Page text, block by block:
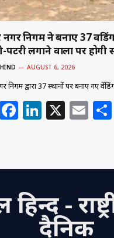
नगर निगम ने बनाए 37
पटरी लगाने वालों पर होगी
AUGUST 6, 2026
निगम द्वारा 37 स्थानों पर बनाए गए
W
p
F
e
o
o
Li
e
n
X E
l
-
दैनिक